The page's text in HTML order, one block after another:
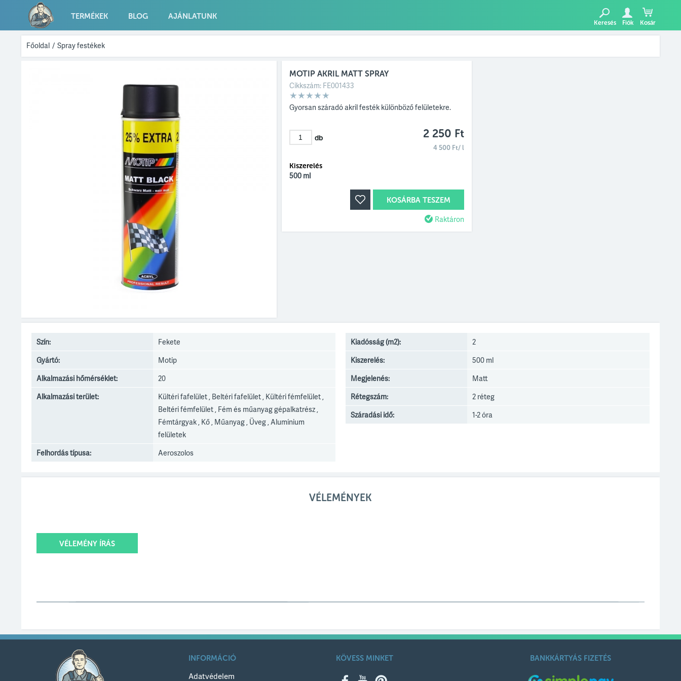
TERMÉKEK BLOG AJÁNLATUNK
Keresés Fiók Kosár
Főoldal / Spray festékek
MOTIP AKRIL MATT SPRAY
Cikkszám: FE001433
Gyorsan száradó akril festék különböző felületekre.
db 2 250 Ft
4 500 Ft/ l
Kiszerelés
500 ml
KOSÁRBA TESZEM
Raktáron
Szín:
Fekete
Gyártó:
Motip
Alkalmazási hőmérséklet:
20
Alkalmazási terület:
Kültéri fafelület , Beltéri fafelület , Kültéri fémfelület ,
Beltéri fémfelület , Fém és műanyag gépalkatrész ,
Fémtárgyak , Kő , Műanyag , Üveg , Alumínium
felületek
Felhordás típusa:
Aeroszolos
Kiadósság (m2):
2
Kiszerelés:
500 ml
Megjelenés:
Matt
Rétegszám:
2 réteg
Száradási idő:
1-2 óra
VÉLEMÉNYEK
VÉLEMÉNY ÍRÁS
Értékelésed címe
Értékelésed szövege
INFORMÁCIÓ
Adatvédelem
KÖVESS MINKET BANKKÁRTYÁS FIZETÉS